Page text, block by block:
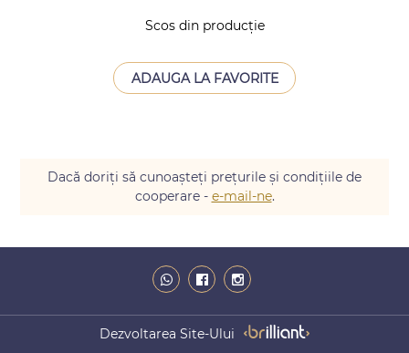
ADAUGA LA FAVORITE
Scos din producție
Dacă doriți să cunoașteți prețurile și condițiile de
cooperare - e-mail-ne.
Dezvoltarea Site-Ului